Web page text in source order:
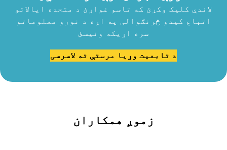
لاندې کلیک وکړئ که تاسو غواړئ د متحده ایالاتو
اتباع کیدو څرنګوالی په اړه د نورو معلوماتو
سره اړیکه ونیسئ
د تابعیت وړیا مرستې ته لاسرسی
زموږ همکاران